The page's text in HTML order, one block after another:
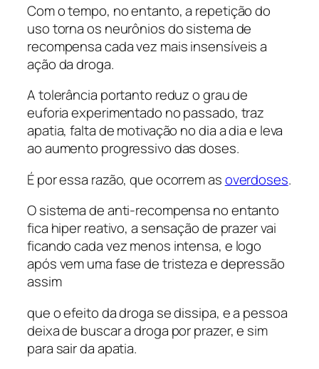
Com o tempo, no entanto, a repetição do
uso torna os neurônios do sistema de
recompensa cada vez mais insensíveis a
ação da droga.
A tolerância portanto reduz o grau de
euforia experimentado no passado, traz
apatia, falta de motivação no dia a dia e leva
ao aumento progressivo das doses.
É por essa razão, que ocorrem asoverdoses.
O sistema de anti-recompensa no entanto
fica hiper reativo, a sensação de prazer vai
ficando cada vez menos intensa, e logo
após vem uma fase de tristeza e depressão
assim
que o efeito da droga se dissipa, e a pessoa
deixa de buscar a droga por prazer, e sim
para sair da apatia.